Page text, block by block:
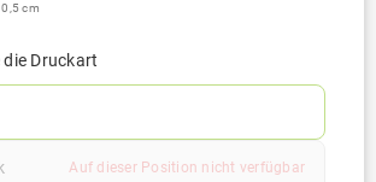
cm
Druckart
Auf dieser Position nicht verfügbar